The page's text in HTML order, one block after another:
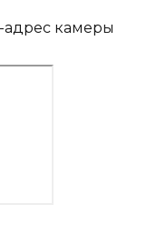
адрес камеры